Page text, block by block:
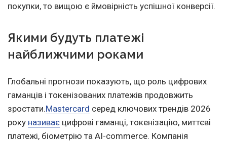
покупки, то вищою є ймовірність успішної конверсії.
Якими будуть платежі
найближчими роками
Глобальні прогнози показують, що роль цифрових
гаманців і токенізованих платежів продовжить
зростати.Mastercard серед ключових трендів 2026
року називає цифрові гаманці, токенізацію, миттєві
платежі, біометрію та AI-commerce. Компанія